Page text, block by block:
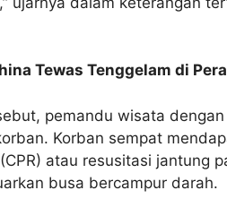
Tewas Tenggelam di
pemandu wisata
Korban sempat
(CPR) atau resusitasi jantung
busa bercampur darah.